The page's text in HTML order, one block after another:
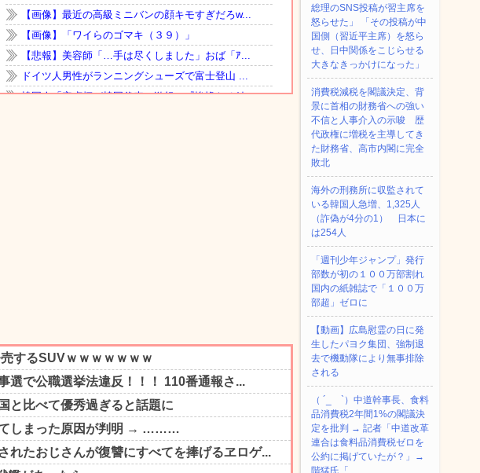
総理のSNS投稿が習主席を
怒らせた」 「その投稿が中
国側（習近平主席）を怒ら
せ、日中関係をこじらせる
大きなきっかけになった」
消費税減税を閣議決定、背
景に首相の財務省への強い
不信と人事介入の示唆 歴
代政権に増税を主導してき
た財務省、高市内閣に完全
敗北
海外の刑務所に収監されて
いる韓国人急増、1,325人
（詐偽が4分の1） 日本に
は254人
「週刊少年ジャンプ」発行
部数が初の１００万部割れ
国内の紙雑誌で「１００万
部超」ゼロに
【動画】広島慰霊の日に発
生したパヨク集団、強制退
去で機動隊により無事排除
される
（ ´_ゝ`）中道幹事長、食料
品消費税2年間1%の閣議決
定を批判 → 記者「中道改革
連合は食料品消費税ゼロを
公約に掲げていたが？」→
階猛氏「